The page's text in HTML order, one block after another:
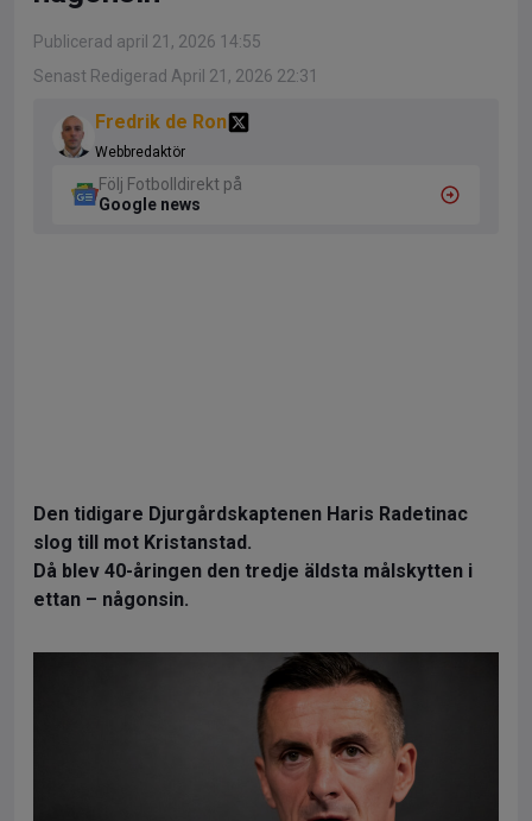
Publicerad april 21, 2026 14:55
Senast Redigerad April 21, 2026 22:31
Fredrik de Ron
Webbredaktör
Följ Fotbolldirekt på
Google news
Den tidigare Djurgårdskaptenen Haris Radetinac
slog till mot Kristanstad.
Då blev 40-åringen den tredje äldsta målskytten i
ettan – någonsin.